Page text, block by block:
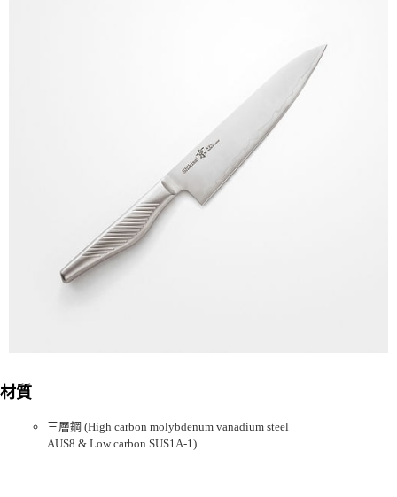
材質
三層鋼 (High carbon molybdenum vanadium steel
AUS8 & Low carbon SUS1A-1)